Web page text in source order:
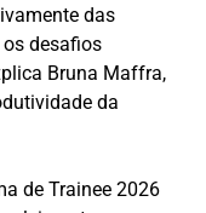
das
desafios
Bruna Maffra,
da
de Trainee 2026